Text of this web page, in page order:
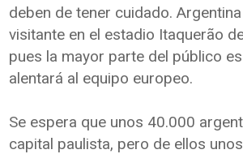
deben de tener cuidado.
visitante en el estadio Itaquerão
pues la mayor parte del público
alentará al equipo europeo.
Se espera que unos 40.000
capital paulista, pero de ellos